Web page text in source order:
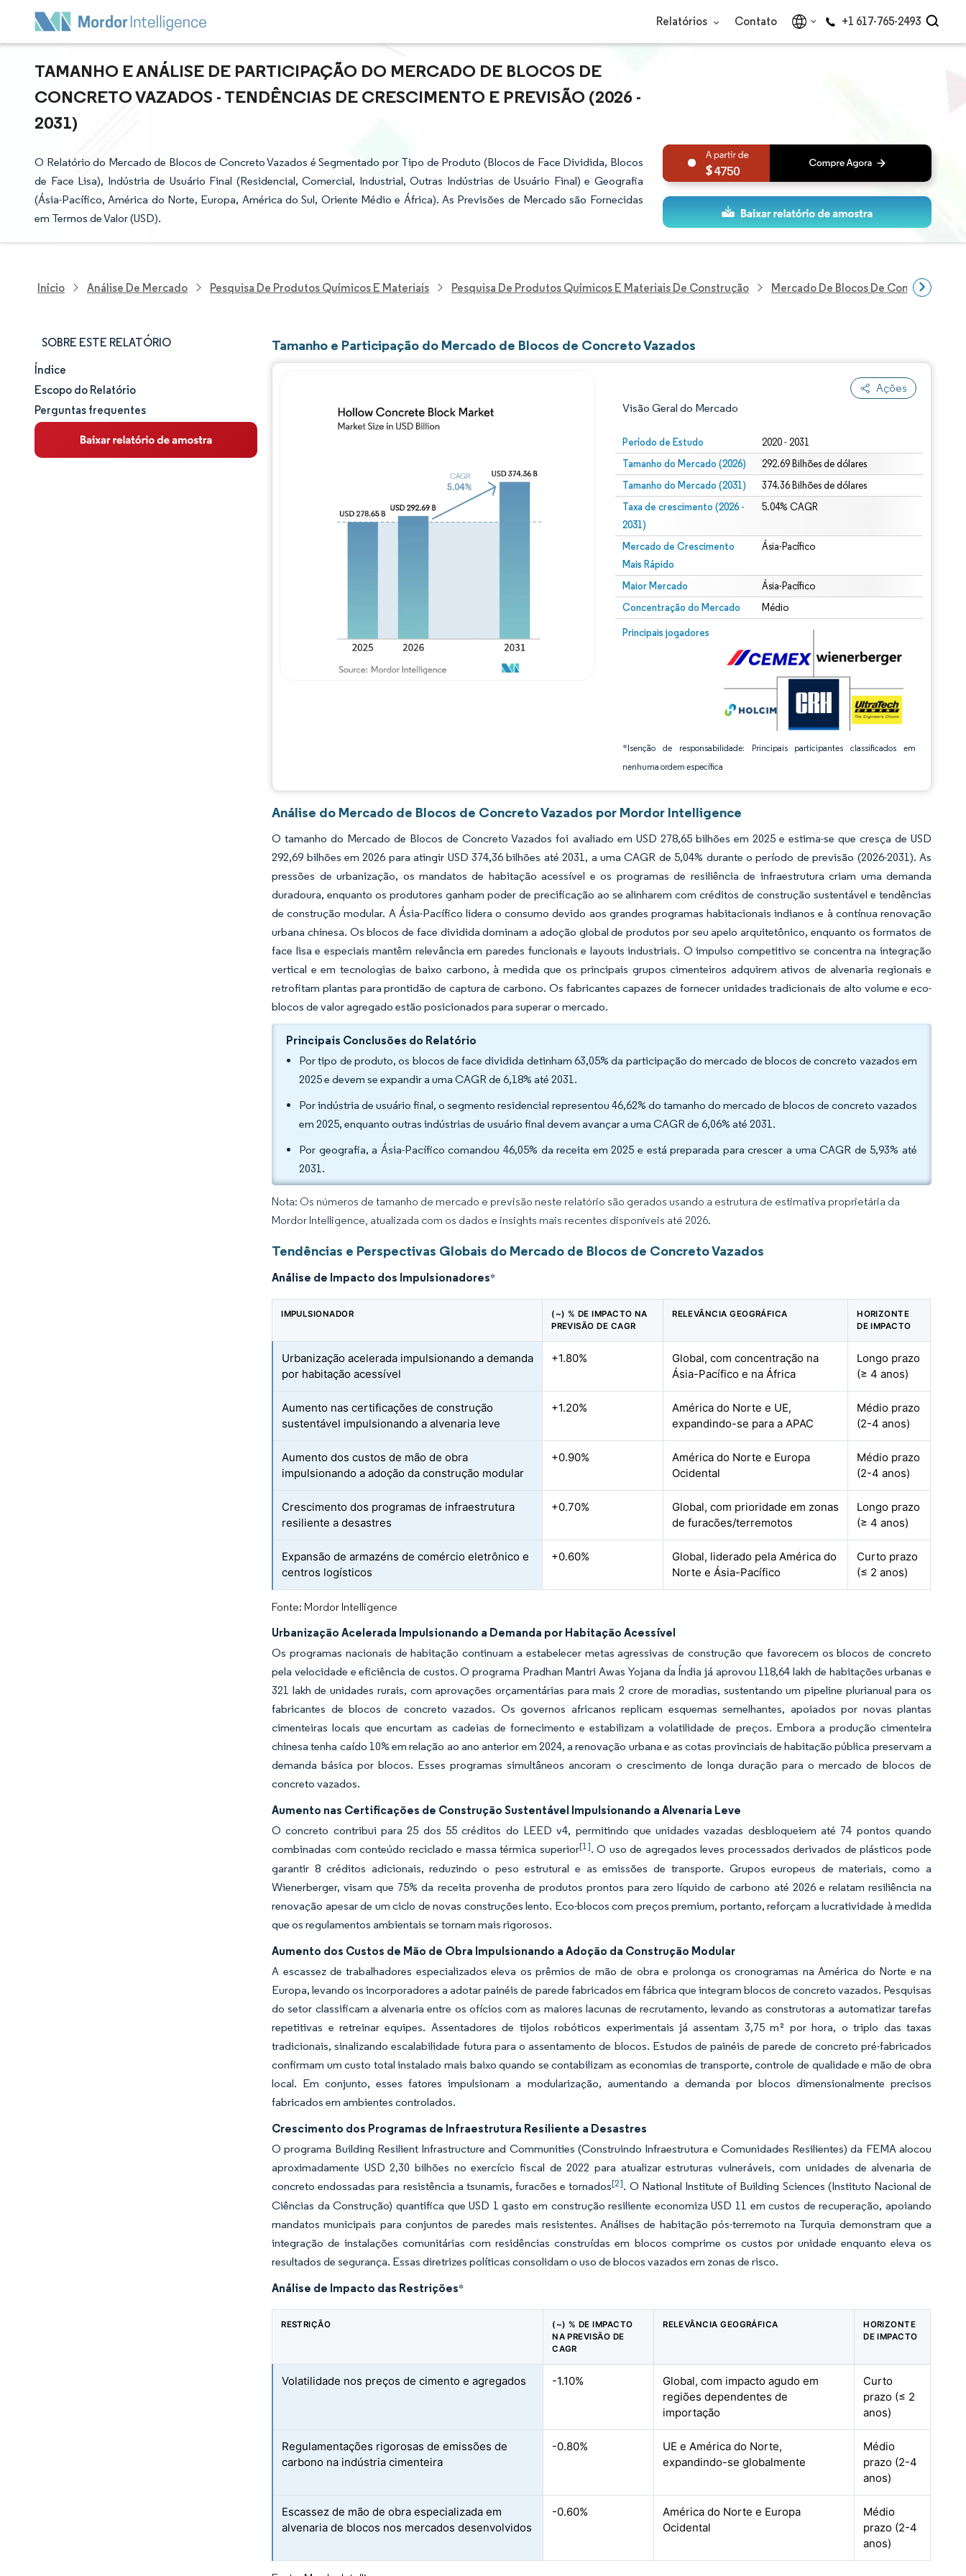
Relatórios Contato +1 617-765-2493
TAMANHO E ANÁLISE DE PARTICIPAÇÃO DO MERCADO DE BLOCOS DE
CONCRETO VAZADOS - TENDÊNCIAS DE CRESCIMENTO E PREVISÃO (2026 -
2031)
O Relatório do Mercado de Blocos de Concreto Vazados é Segmentado por Tipo de Produto (Blocos de Face Dividida, Blocos
de Face Lisa), Indústria de Usuário Final (Residencial, Comercial, Industrial, Outras Indústrias de Usuário Final) e Geografia
(Ásia-Pacífico, América do Norte, Europa, América do Sul, Oriente Médio e África). As Previsões de Mercado são Fornecidas
em Termos de Valor (USD).
4750
Início Análise De Mercado Pesquisa De Produtos Químicos E Materiais Pesquisa De Produtos Químicos E Materiais De Construção Mercado De Blocos De Concreto
SOBRE ESTE RELATÓRIO
Tamanho e participação de mercado
Análise de mercado
Tendências e insights
Índice
Escopo do Relatório
Perguntas frequentes
Tamanho e Participação do Mercado de Blocos de Concreto Vazados
Ações
Visão Geral do Mercado
Período de Estudo 2020 - 2031
Tamanho do Mercado (2026) 292.69 Bilhões de dólares
Tamanho do Mercado (2031) 374.36 Bilhões de dólares
Taxa de crescimento (2026 -
2031)
5.04% CAGR
Mercado de Crescimento
Mais Rápido
Ásia-Pacífico
Maior Mercado Ásia-Pacífico
Concentração do Mercado Médio
Principais jogadores
*Isenção de responsabilidade: Principais participantes classificados em
nenhuma ordem específica
Imagem © Mordor Intelligence. O reuso requer atribuição conforme CC BY 4.0.
Imagem © Mordor Intelligence. O reuso requer atribuição conforme CC BY 4.0.
Análise do Mercado de Blocos de Concreto Vazados por Mordor Intelligence
O tamanho do Mercado de Blocos de Concreto Vazados foi avaliado em USD 278,65 bilhões em 2025 e estima-se que cresça de USD
292,69 bilhões em 2026 para atingir USD 374,36 bilhões até 2031, a uma CAGR de 5,04% durante o período de previsão (2026-2031). As
pressões de urbanização, os mandatos de habitação acessível e os programas de resiliência de infraestrutura criam uma demanda
duradoura, enquanto os produtores ganham poder de precificação ao se alinharem com créditos de construção sustentável e tendências
de construção modular. A Ásia-Pacífico lidera o consumo devido aos grandes programas habitacionais indianos e à contínua renovação
urbana chinesa. Os blocos de face dividida dominam a adoção global de produtos por seu apelo arquitetônico, enquanto os formatos de
face lisa e especiais mantêm relevância em paredes funcionais e layouts industriais. O impulso competitivo se concentra na integração
vertical e em tecnologias de baixo carbono, à medida que os principais grupos cimenteiros adquirem ativos de alvenaria regionais e
retrofitam plantas para prontidão de captura de carbono. Os fabricantes capazes de fornecer unidades tradicionais de alto volume e eco-
blocos de valor agregado estão posicionados para superar o mercado.
Principais Conclusões do Relatório
Por tipo de produto, os blocos de face dividida detinham 63,05% da participação do mercado de blocos de concreto vazados em
2025 e devem se expandir a uma CAGR de 6,18% até 2031.
Por indústria de usuário final, o segmento residencial representou 46,62% do tamanho do mercado de blocos de concreto vazados
em 2025, enquanto outras indústrias de usuário final devem avançar a uma CAGR de 6,06% até 2031.
Por geografia, a Ásia-Pacífico comandou 46,05% da receita em 2025 e está preparada para crescer a uma CAGR de 5,93% até
2031.
Nota: Os números de tamanho de mercado e previsão neste relatório são gerados usando a estrutura de estimativa proprietária da
Mordor Intelligence, atualizada com os dados e insights mais recentes disponíveis até 2026.
Tendências e Perspectivas Globais do Mercado de Blocos de Concreto Vazados
Análise de Impacto dos Impulsionadores*
IMPULSIONADOR
(~) % DE IMPACTO NA
PREVISÃO DE CAGR
RELEVÂNCIA GEOGRÁFICA
HORIZONTE
DE IMPACTO
Urbanização acelerada impulsionando a demanda
por habitação acessível
+1.80%
Global, com concentração na
Ásia-Pacífico e na África
Longo prazo
(≥ 4 anos)
Aumento nas certificações de construção
sustentável impulsionando a alvenaria leve
+1.20%
América do Norte e UE,
expandindo-se para a APAC
Médio prazo
(2-4 anos)
Aumento dos custos de mão de obra
impulsionando a adoção da construção modular
+0.90%
América do Norte e Europa
Ocidental
Médio prazo
(2-4 anos)
Crescimento dos programas de infraestrutura
resiliente a desastres
+0.70%
Global, com prioridade em zonas
de furacões/terremotos
Longo prazo
(≥ 4 anos)
Expansão de armazéns de comércio eletrônico e
centros logísticos
+0.60%
Global, liderado pela América do
Norte e Ásia-Pacífico
Curto prazo
(≤ 2 anos)
Fonte: Mordor Intelligence
Urbanização Acelerada Impulsionando a Demanda por Habitação Acessível
Os programas nacionais de habitação continuam a estabelecer metas agressivas de construção que favorecem os blocos de concreto
pela velocidade e eficiência de custos. O programa Pradhan Mantri Awas Yojana da Índia já aprovou 118,64 lakh de habitações urbanas e
321 lakh de unidades rurais, com aprovações orçamentárias para mais 2 crore de moradias, sustentando um pipeline plurianual para os
fabricantes de blocos de concreto vazados. Os governos africanos replicam esquemas semelhantes, apoiados por novas plantas
cimenteiras locais que encurtam as cadeias de fornecimento e estabilizam a volatilidade de preços. Embora a produção cimenteira
chinesa tenha caído 10% em relação ao ano anterior em 2024, a renovação urbana e as cotas provinciais de habitação pública preservam a
demanda básica por blocos. Esses programas simultâneos ancoram o crescimento de longa duração para o mercado de blocos de
concreto vazados.
Aumento nas Certificações de Construção Sustentável Impulsionando a Alvenaria Leve
O concreto contribui para 25 dos 55 créditos do LEED v4, permitindo que unidades vazadas desbloqueiem até 74 pontos quando
combinadas com conteúdo reciclado e massa térmica superior[1]. O uso de agregados leves processados derivados de plásticos pode
garantir 8 créditos adicionais, reduzindo o peso estrutural e as emissões de transporte. Grupos europeus de materiais, como a
Wienerberger, visam que 75% da receita provenha de produtos prontos para zero líquido de carbono até 2026 e relatam resiliência na
renovação apesar de um ciclo de novas construções lento. Eco-blocos com preços premium, portanto, reforçam a lucratividade à medida
que os regulamentos ambientais se tornam mais rigorosos.
Aumento dos Custos de Mão de Obra Impulsionando a Adoção da Construção Modular
A escassez de trabalhadores especializados eleva os prêmios de mão de obra e prolonga os cronogramas na América do Norte e na
Europa, levando os incorporadores a adotar painéis de parede fabricados em fábrica que integram blocos de concreto vazados. Pesquisas
do setor classificam a alvenaria entre os ofícios com as maiores lacunas de recrutamento, levando as construtoras a automatizar tarefas
repetitivas e retreinar equipes. Assentadores de tijolos robóticos experimentais já assentam 3,75 m² por hora, o triplo das taxas
tradicionais, sinalizando escalabilidade futura para o assentamento de blocos. Estudos de painéis de parede de concreto pré-fabricados
confirmam um custo total instalado mais baixo quando se contabilizam as economias de transporte, controle de qualidade e mão de obra
local. Em conjunto, esses fatores impulsionam a modularização, aumentando a demanda por blocos dimensionalmente precisos
fabricados em ambientes controlados.
Crescimento dos Programas de Infraestrutura Resiliente a Desastres
O programa Building Resilient Infrastructure and Communities (Construindo Infraestrutura e Comunidades Resilientes) da FEMA alocou
aproximadamente USD 2,30 bilhões no exercício fiscal de 2022 para atualizar estruturas vulneráveis, com unidades de alvenaria de
concreto endossadas para resistência a tsunamis, furacões e tornados[2]. O National Institute of Building Sciences (Instituto Nacional de
Ciências da Construção) quantifica que USD 1 gasto em construção resiliente economiza USD 11 em custos de recuperação, apoiando
mandatos municipais para conjuntos de paredes mais resistentes. Análises de habitação pós-terremoto na Turquia demonstram que a
integração de instalações comunitárias com residências construídas em blocos comprime os custos por unidade enquanto eleva os
resultados de segurança. Essas diretrizes políticas consolidam o uso de blocos vazados em zonas de risco.
Análise de Impacto das Restrições*
RESTRIÇÃO
(~) % DE IMPACTO
NA PREVISÃO DE
CAGR
RELEVÂNCIA GEOGRÁFICA
HORIZONTE
DE IMPACTO
Volatilidade nos preços de cimento e agregados -1.10%
Global, com impacto agudo em
regiões dependentes de
importação
Curto
prazo (≤ 2
anos)
Regulamentações rigorosas de emissões de
carbono na indústria cimenteira
-0.80%
UE e América do Norte,
expandindo-se globalmente
Médio
prazo (2-4
anos)
Escassez de mão de obra especializada em
alvenaria de blocos nos mercados desenvolvidos
-0.60%
América do Norte e Europa
Ocidental
Médio
prazo (2-4
anos)